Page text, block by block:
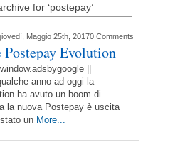
for ‘postepay’
Maggio 25th, 20170 Comments
Postepay Evolution
||
anno ad oggi la
ha avuto un boom di
la nuova Postepay è uscita
un More...